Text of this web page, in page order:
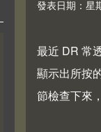
發表日期：星
最近 DR 常
顯示出所按
節檢查下來